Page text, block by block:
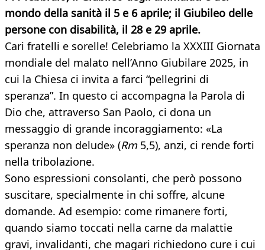
mondo della sanità il 5 e 6 aprile; il Giubileo delle
persone con disabilità, il 28 e 29 aprile.
Cari fratelli e sorelle! Celebriamo la XXXIII Giornata
mondiale del malato nell’Anno Giubilare 2025, in
cui la Chiesa ci invita a farci “pellegrini di
speranza”. In questo ci accompagna la Parola di
Dio che, attraverso San Paolo, ci dona un
messaggio di grande incoraggiamento: «La
speranza non delude» (Rm5,5), anzi, ci rende forti
nella tribolazione.
Sono espressioni consolanti, che però possono
suscitare, specialmente in chi soffre, alcune
domande. Ad esempio: come rimanere forti,
quando siamo toccati nella carne da malattie
gravi, invalidanti, che magari richiedono cure i cui